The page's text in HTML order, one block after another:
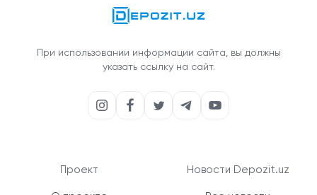
При использовании информации сайта, вы должны
указать ссылку на сайт.
Проект Новости Depozit.uz